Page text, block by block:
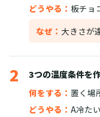
どうやる： 板チョ
なぜ： 大きさが
2
3つの温度条件を
何をする： 置く場
どうやる： A冷た